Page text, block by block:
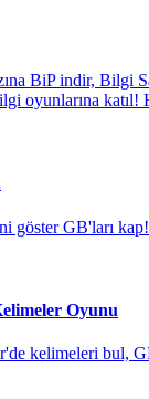
BiP indir, Bilgi
oyunlarına katıl!
göster GB'ları kap!
Oyunu
kelimeleri bul,